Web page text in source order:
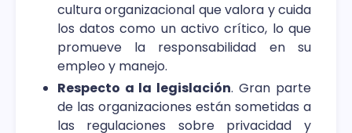
cultura organizacional que valora y cuida
los datos como un activo crítico, lo que
promueve la responsabilidad en su
empleo y manejo.
Respecto a la legislación. Gran parte
de las organizaciones están sometidas a
las regulaciones sobre privacidad y